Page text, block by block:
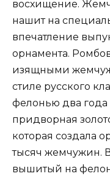
восхищение.
нашит на
впечатление
орнамента.
изящными
стиле русского
фелонью два года
придворная
которая создала
тысяч жемчужин.
вышитый на